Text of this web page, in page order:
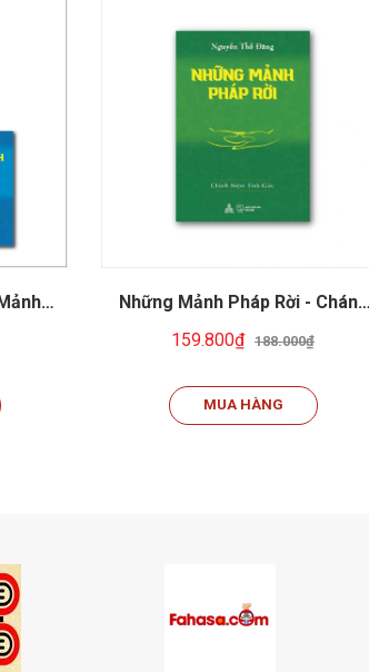
Những Mảnh Pháp Rời - Chánh
159.800₫ 188.000₫
MUA HÀNG